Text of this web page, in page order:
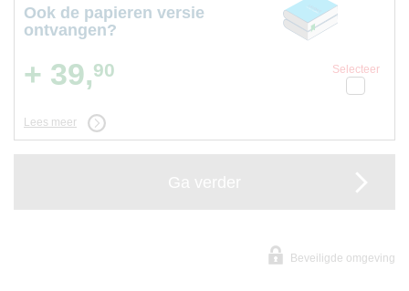
Ook de papieren versie
ontvangen?
Selecteer
+ 39,90
Lees meer
Beveiligde omgeving